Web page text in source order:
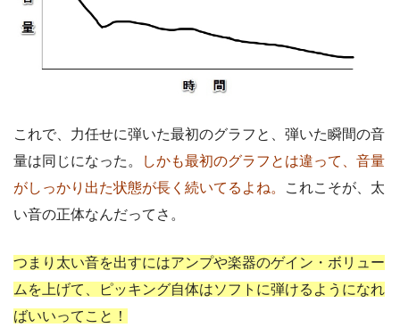
これで、力任せに弾いた最初のグラフと、弾いた瞬間の音
量は同じになった。
しかも最初のグラフとは違って、音量
がしっかり出た状態が長く続いてるよね。
これこそが、太
い音の正体なんだってさ。
つまり太い音を出すにはアンプや楽器のゲイン・ボリュー
ムを上げて、ピッキング自体はソフトに弾けるようになれ
ばいいってこと！